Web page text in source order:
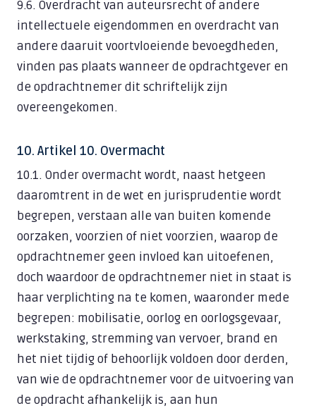
9.6. Overdracht van auteursrecht of andere
intellectuele eigendommen en overdracht van
andere daaruit voortvloeiende bevoegdheden,
vinden pas plaats wanneer de opdrachtgever en
de opdrachtnemer dit schriftelijk zijn
overeengekomen.
10. Artikel 10. Overmacht
10.1. Onder overmacht wordt, naast hetgeen
daaromtrent in de wet en jurisprudentie wordt
begrepen, verstaan alle van buiten komende
oorzaken, voorzien of niet voorzien, waarop de
opdrachtnemer geen invloed kan uitoefenen,
doch waardoor de opdrachtnemer niet in staat is
haar verplichting na te komen, waaronder mede
begrepen: mobilisatie, oorlog en oorlogsgevaar,
werkstaking, stremming van vervoer, brand en
het niet tijdig of behoorlijk voldoen door derden,
van wie de opdrachtnemer voor de uitvoering van
de opdracht afhankelijk is, aan hun